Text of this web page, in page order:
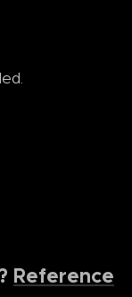
Reference